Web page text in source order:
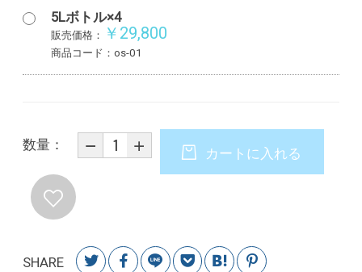
5Lボトル×4
販売価格： ￥29,800
商品コード：os-01
数量：
カートに入れる
SHARE